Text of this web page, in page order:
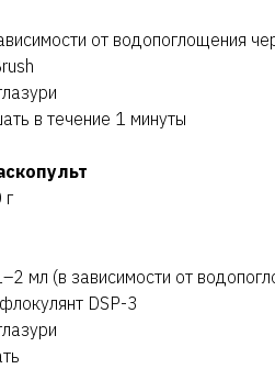
от водопоглощения
в течение 1 минуты
г
мл (в зависимости от
DSP-3